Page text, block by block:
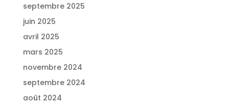
septembre 2025
juin 2025
avril 2025
mars 2025
novembre 2024
septembre 2024
août 2024